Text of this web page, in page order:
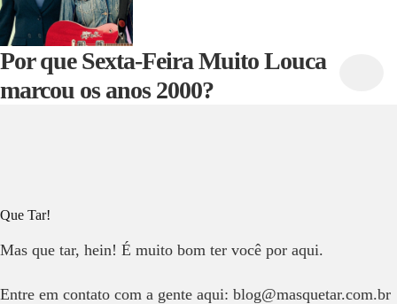
Por que Sexta-Feira Muito Louca
marcou os anos 2000?
Que Tar!
Mas que tar, hein! É muito bom ter você por aqui.
Entre em contato com a gente aqui: blog@masquetar.com.br